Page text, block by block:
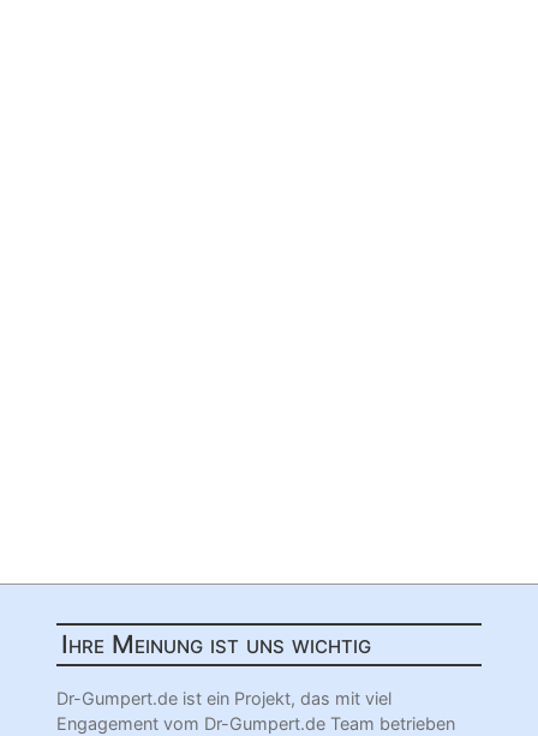
Ihre Meinung ist uns wichtig
Dr-Gumpert.de ist ein Projekt, das mit viel
Engagement vom Dr-Gumpert.de Team betrieben